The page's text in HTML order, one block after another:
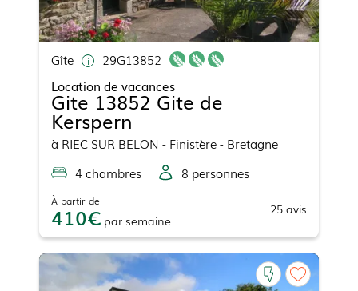
Gîte
29G13852
Location de vacances
Gite 13852 Gite de
Kerspern
à RIEC SUR BELON - Finistère - Bretagne
4chambres 8 personnes
À partir de
410 par semaine
25 avis